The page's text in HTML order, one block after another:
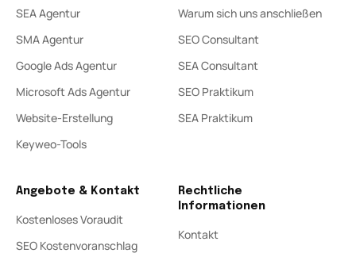
SEA Agentur
SMA Agentur
Google Ads Agentur
Microsoft Ads Agentur
Website-Erstellung
Keyweo-Tools
Warum sich uns anschließen
SEO Consultant
SEA Consultant
SEO Praktikum
SEA Praktikum
Angebote & Kontakt
Kostenloses Voraudit
SEO Kostenvoranschlag
Rechtliche
Informationen
Kontakt